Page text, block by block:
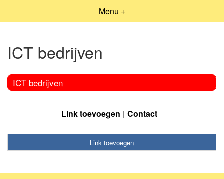
Menu +
ICT bedrijven
ICT bedrijven
Link toevoegen Contact
Link toevoegen